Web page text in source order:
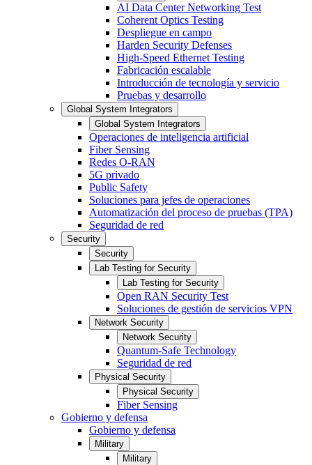
AI Data Center Networking Test
Coherent Optics Testing
Despliegue en campo
Harden Security Defenses
High-Speed Ethernet Testing
Fabricación escalable
Introducción de tecnología y servicio
Pruebas y desarrollo
Global System Integrators
Global System Integrators
Operaciones de inteligencia artificial
Fiber Sensing
Redes O-RAN
5G privado
Public Safety
Soluciones para jefes de operaciones
Automatización del proceso de pruebas (TPA)
Seguridad de red
Security
Security
Lab Testing for Security
Lab Testing for Security
Open RAN Security Test
Soluciones de gestión de servicios VPN
Network Security
Network Security
Quantum-Safe Technology
Seguridad de red
Physical Security
Physical Security
Fiber Sensing
Gobierno y defensa
Gobierno y defensa
Military
Military